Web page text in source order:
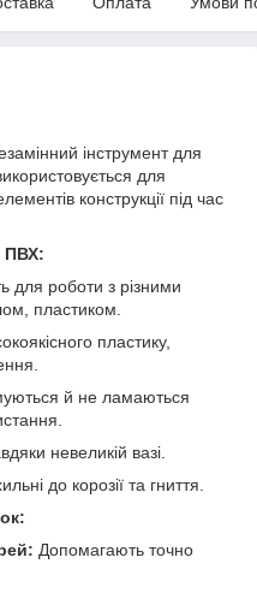
інструмент для
для
конструкції під час
ПВХ:
для роботи з різними
пластиком.
пластику,
й не ламаються
невеликій вазі.
до корозії та гниття.
Допомагають точно